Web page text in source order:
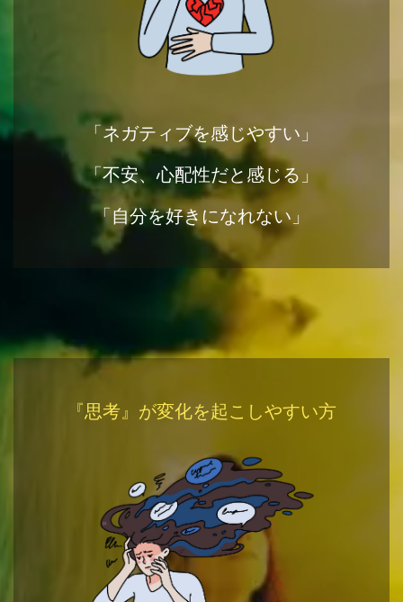
「ネガティブを感じやすい」
「不安、心配性だと感じる」
「自分を好きになれない」
『思考』が変化を起こしやすい方